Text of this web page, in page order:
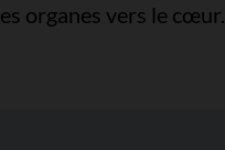
organes vers le cœur.